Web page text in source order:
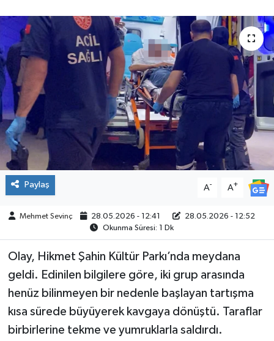
Paylaş A- A+
Mehmet Sevinç 28.05.2026 - 12:41
28.05.2026 - 12:52
Okunma Süresi: 1 Dk
Olay, Hikmet Şahin Kültür Parkı’nda meydana
geldi. Edinilen bilgilere göre, iki grup arasında
henüz bilinmeyen bir nedenle başlayan tartışma
kısa sürede büyüyerek kavgaya dönüştü. Taraflar
birbirlerine tekme ve yumruklarla saldırdı.